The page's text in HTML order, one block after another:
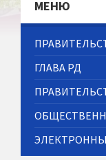
МЕНЮ
ГЛАВА РД